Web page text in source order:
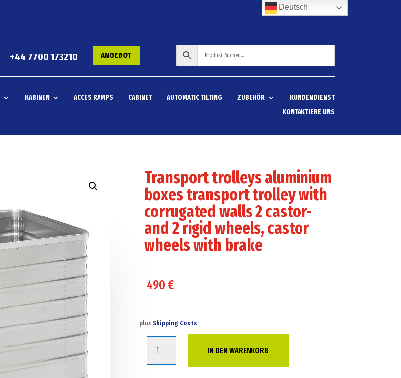
+44 7700 173210 ANGEBOT
KABINEN ACCES RAMPS CABINET AUTOMATIC TILTING ZUBEHÖR
KUNDENDIENST
KONTAKTIERE UNS
Transport trolleys aluminium
boxes transport trolley with
corrugated walls 2 castor-
and 2 rigid wheels, castor
wheels with brake
490€
plus Shipping Costs
IN DEN WARENKORB
Deutsch